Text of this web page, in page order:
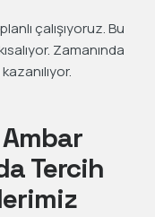
çalışıyoruz. Bu
Zamanında
Tercih